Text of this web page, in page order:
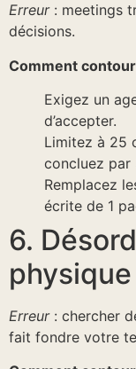
Erreur: meetings
décisions.
Comment
Exigez un
d’accepter.
Limitez à 25
concluez par
Remplacez
écrite de 1
6.
physique
Erreur: chercher
fait fondre votre